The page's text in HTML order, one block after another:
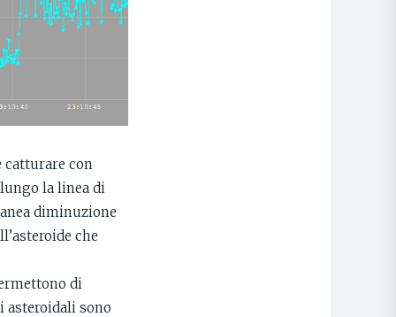
catturare con
la linea di
diminuzione
che
di
asteroidali sono